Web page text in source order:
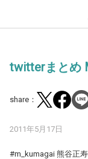
twitterまとめ
share：
2011年5月17日
#m_kumagai 熊谷正